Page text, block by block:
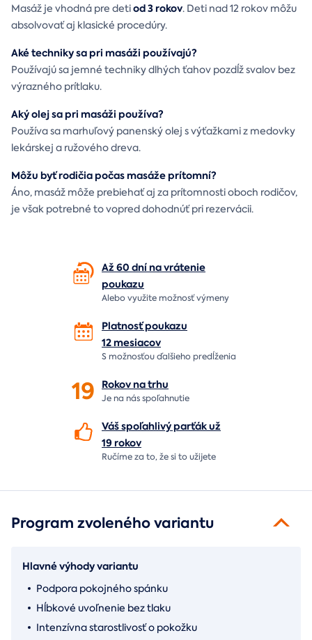
Masáž je vhodná pre detiod 3 rokov. Deti nad 12 rokov môžu
absolvovať aj klasické procedúry.
Aké techniky sa pri masáži používajú?
Používajú sa jemné techniky dlhých ťahov pozdĺž svalov bez
výrazného prítlaku.
Aký olej sa pri masáži používa?
Používa sa marhuľový panenský olej s výťažkami z medovky
lekárskej a ružového dreva.
Môžu byť rodičia počas masáže prítomní?
Áno, masáž môže prebiehať aj za prítomnosti oboch rodičov,
je však potrebné to vopred dohodnúť pri rezervácii.
Až 60 dní na vrátenie
poukazu
Alebo využite možnosť výmeny
Platnosť poukazu
12 mesiacov
S možnosťou ďalšieho predĺženia
19 Rokov natrhu
Je na násspoľahnutie
Váš spoľahlivý parťák už
19 rokov
Ručíme za to,že si to užijete
Program zvoleného variantu
Hlavné výhody variantu
Podpora pokojného spánku
Hĺbkové uvoľnenie bez tlaku
Intenzívna starostlivosť o pokožku